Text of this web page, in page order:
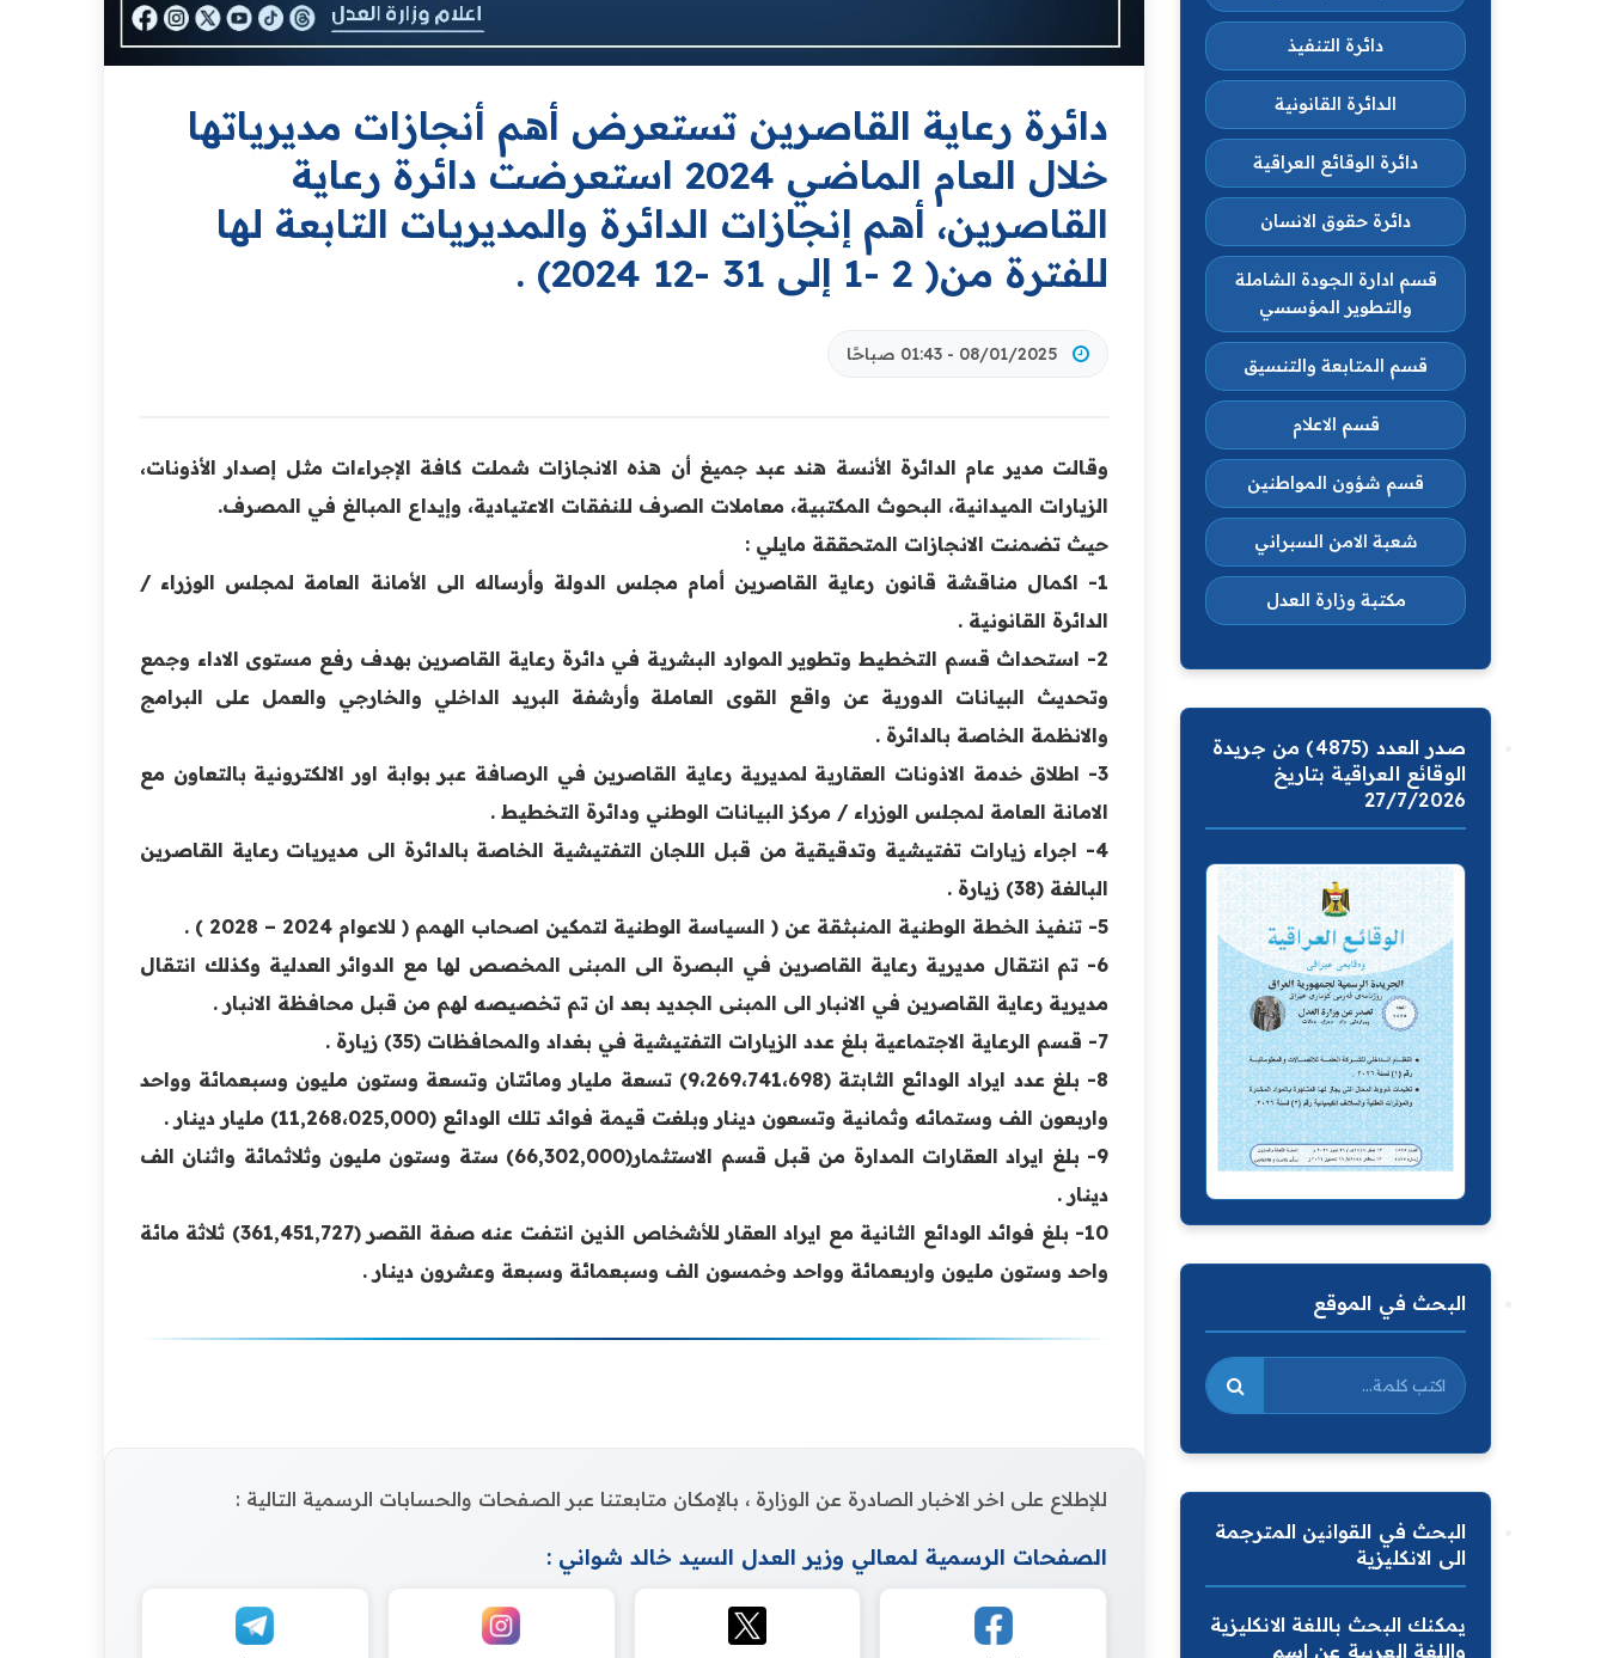
دائرة رعاية القاصرين تستعرض أهم أنجازات مديرياتها
خلال العام الماضي 2024 استعرضت دائرة رعاية
القاصرين، أهم إنجازات الدائرة والمديريات التابعة لها
للفترة من( 2 -1 إلى 31 -12 2024) .
08/01/2025 - 01:43 صباحًا
وقالت مدير عام الدائرة الأنسة هند عبد جميغ أن هذه الانجازات شملت كافة الإجراءات مثل إصدار الأذونات،
الزيارات الميدانية، البحوث المكتبية، معاملات الصرف للنفقات الاعتيادية، وإيداع المبالغ في المصرف.
حيث تضمنت الانجازات المتحققة مايلي :
1- اكمال مناقشة قانون رعاية القاصرين أمام مجلس الدولة وأرساله الى الأمانة العامة لمجلس الوزراء /
الدائرة القانونية .
2- استحداث قسم التخطيط وتطوير الموارد البشرية في دائرة رعاية القاصرين بهدف رفع مستوى الاداء وجمع
وتحديث البيانات الدورية عن واقع القوى العاملة وأرشفة البريد الداخلي والخارجي والعمل على البرامج
والانظمة الخاصة بالدائرة .
3- اطلاق خدمة الاذونات العقارية لمديرية رعاية القاصرين في الرصافة عبر بوابة اور الالكترونية بالتعاون مع
الامانة العامة لمجلس الوزراء / مركز البيانات الوطني ودائرة التخطيط .
4- اجراء زيارات تفتيشية وتدقيقية من قبل اللجان التفتيشية الخاصة بالدائرة الى مديريات رعاية القاصرين
البالغة (38) زيارة .
5- تنفيذ الخطة الوطنية المنبثقة عن ( السياسة الوطنية لتمكين اصحاب الهمم ( للاعوام 2024 – 2028 ) .
6- تم انتقال مديرية رعاية القاصرين في البصرة الى المبنى المخصص لها مع الدوائر العدلية وكذلك انتقال
مديرية رعاية القاصرين في الانبار الى المبنى الجديد بعد ان تم تخصيصه لهم من قبل محافظة الانبار .
7- قسم الرعاية الاجتماعية بلغ عدد الزيارات التفتيشية في بغداد والمحافظات (35) زيارة .
8- بلغ عدد ايراد الودائع الثابتة (9،269،741،698) تسعة مليار ومائتان وتسعة وستون مليون وسبعمائة وواحد
واربعون الف وستمائه وثمانية وتسعون دينار وبلغت قيمة فوائد تلك الودائع (11,268،025,000) مليار دينار .
9- بلغ ايراد العقارات المدارة من قبل قسم الاستثمار(66,302,000) ستة وستون مليون وثلاثمائة واثنان الف
دينار .
10- بلغ فوائد الودائع الثانية مع ايراد العقار للأشخاص الذين انتفت عنه صفة القصر (361,451,727) ثلاثة مائة
واحد وستون مليون واربعمائة وواحد وخمسون الف وسبعمائة وسبعة وعشرون دينار .
للإطلاع على اخر الاخبار الصادرة عن الوزارة ، بالإمكان متابعتنا عبر الصفحات والحسابات الرسمية التالية :
الصفحات الرسمية لمعالي وزير العدل السيد خالد شواني :
دائرة التنفيذ
الدائرة القانونية
دائرة الوقائع العراقية
دائرة حقوق الانسان
قسم ادارة الجودة الشاملة
والتطوير المؤسسي
قسم المتابعة والتنسيق
قسم الاعلام
قسم شؤون المواطنين
شعبة الامن السبراني
مكتبة وزارة العدل
صدر العدد (4875) من جريدة
الوقائع العراقية بتاريخ
27/7/2026
البحث في الموقع
البحث في القوانين المترجمة
الى الانكليزية
يمكنك البحث باللغة الانكليزية
واللغة العربية عن اسم